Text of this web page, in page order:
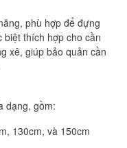
phù hợp để đựng
biệt thích hợp cho cần
xê, giúp bảo quản cần
dạng, gồm:
130cm, và 150cm